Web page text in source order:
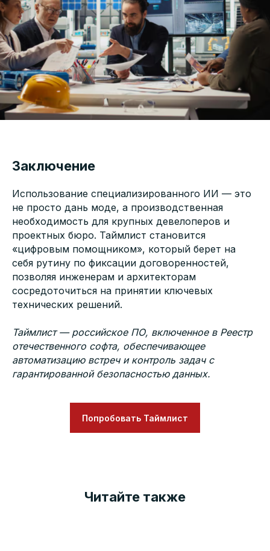
Заключение
Использование специализированного ИИ — это
не просто дань моде, а производственная
необходимость для крупных девелоперов и
проектных бюро. Таймлист становится
«цифровым помощником», который берет на
себя рутину по фиксации договоренностей,
позволяя инженерам и архитекторам
сосредоточиться на принятии ключевых
технических решений.
Таймлист — российское ПО, включенное в Реестр
отечественного софта, обеспечивающее
автоматизацию встреч и контроль задач с
гарантированной безопасностью данных.
Попробовать Таймлист
Читайте также